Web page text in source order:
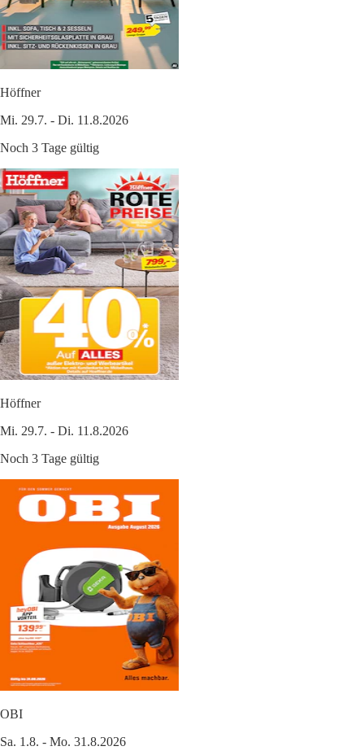
Höffner
Mi. 29.7. - Di. 11.8.2026
Noch 3 Tage gültig
Höffner
Mi. 29.7. - Di. 11.8.2026
Noch 3 Tage gültig
OBI
Sa. 1.8. - Mo. 31.8.2026